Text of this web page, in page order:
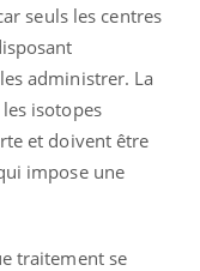
seuls les centres
administrer. La
isotopes
et doivent être
impose une
traitement se